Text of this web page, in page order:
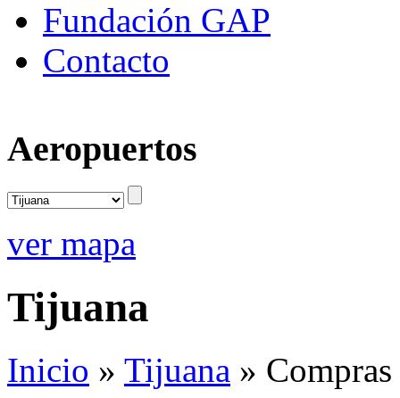
Fundación GAP
Contacto
Aeropuertos
ver mapa
Tijuana
Inicio » Tijuana » Compras